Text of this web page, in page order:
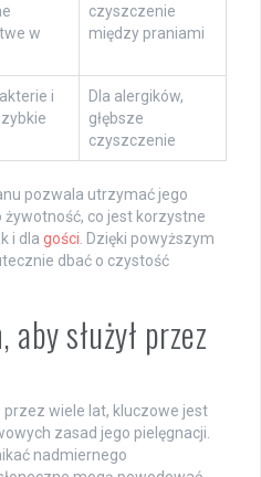
w
czyszczenie
między praniami
i
Dla alergików,
głębsze
czyszczenie
pozwala utrzymać jego
żywotność, co jest korzystne
i dla gości . Dzięki powyższym
dbać o czystość
służył przez
przez wiele lat, kluczowe jest
zasad jego pielęgnacji.
nadmiernego